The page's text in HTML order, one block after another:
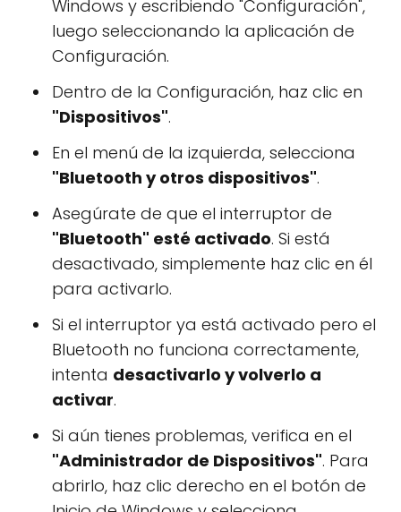
Windows y escribiendo "Configuración",
luego seleccionando la aplicación de
Configuración.
Dentro de la Configuración, haz clic en
"Dispositivos".
En el menú de la izquierda, selecciona
"Bluetooth y otros dispositivos".
Asegúrate de que el interruptor de
"Bluetooth" esté activado. Si está
desactivado, simplemente haz clic en él
para activarlo.
Si el interruptor ya está activado pero el
Bluetooth no funciona correctamente,
intenta desactivarlo y volverlo a
activar.
Si aún tienes problemas, verifica en el
"Administrador de Dispositivos". Para
abrirlo, haz clic derecho en el botón de